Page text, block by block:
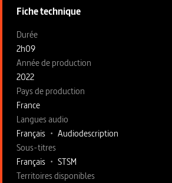
Fiche technique
Fiche technique section gauche
Durée
2h09
Année de production
2022
Pays de production
France
Langues audio
Français • Audiodescription
Sous-titres
Français • STSM
Territoires disponibles